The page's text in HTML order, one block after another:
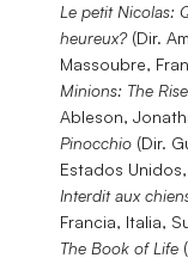
Le petit Nicolas:
heureux?(Dir.
Massoubre,
Minions: The
Ableson,
Pinocchio (Dir.
Estados
Interdit aux
Francia, Italia,
The Book of Life